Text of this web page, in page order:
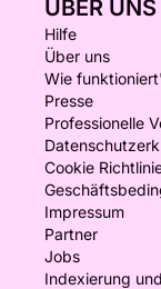
ÜBER UNS
Hilfe
Über uns
Wie
Presse
Professionelle
Cookie
Impressum
Partner
Jobs
Indexierung